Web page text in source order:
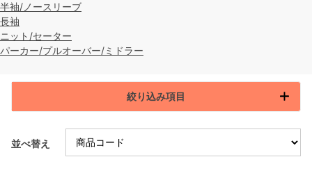
半袖/ノースリーブ
長袖
ニット/セーター
パーカー/プルオーバー/ミドラー
絞り込み項目
並べ替え